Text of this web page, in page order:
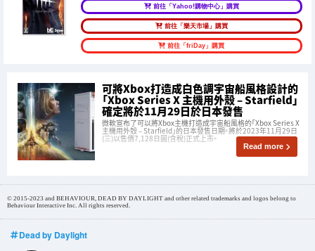
前往「Yahoo!購物中心」購買
前往「樂天市場」購買
前往「friDay」購買
可將Xbox打造成白色調宇宙船風格設計的
「Xbox Series X 主機用外殼 – Starfield」
確定將於11月29日於日本發售
微軟宣布了可以將Xbox主機打造成宇宙船風格的「Xbox Series X
主機用外殼 – Starfield」的日本發售日期。將於2023年11月29日
(三)以售價7,128日圓(含稅)正式上市。
Read more
© 2015-2023 and BEHAVIOUR, DEAD BY DAYLIGHT and other related trademarks and logos belong to
Behaviour Interactive Inc. All rights reserved.
Dead by Daylight